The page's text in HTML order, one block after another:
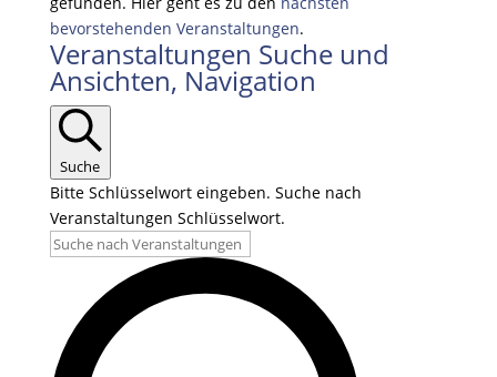
bevorstehenden Veranstaltungen.
Veranstaltungen Suche und
Ansichten, Navigation
Suche
Bitte Schlüsselwort eingeben. Suche nach
Veranstaltungen Schlüsselwort.